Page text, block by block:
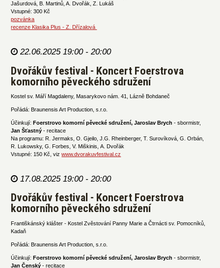
Jašurdová, B. Martinů, A. Dvořák, Z. Lukáš
Vstupné: 300 Kč
pozvánka
recenze Klasika Plus - Z. Dřízalová
22.06.2025 19:00 - 20:00
Dvořákův festival - Koncert Foerstrova
komorního pěveckého sdružení
Kostel sv. Máří Magdaleny, Masarykovo nám. 41, Lázně Bohdaneč
Pořádá: Braunensis Art Production, s.r.o.
Účinkují: Foerstrovo komorní pěvecké sdružení, Jaroslav Brych - sbormistr,
Jan Šťastný - recitace
Na programu: R. Jermaks, O. Gjeilo, J.G. Rheinberger, T. Surovíková, G. Orbán,
R. Lukowsky, G. Forbes, V. Miškinis, A. Dvořák
Vstupné: 150 Kč, vizwww.dvorakuvfestival.cz
17.08.2025 19:00 - 20:00
Dvořákův festival - Koncert Foerstrova
komorního pěveckého sdružení
Františkánský klášter - Kostel Zvěstování Panny Marie a Čtrnácti sv. Pomocníků,
Kadaň
Pořádá: Braunensis Art Production, s.r.o.
Účinkují: Foerstrovo komorní pěvecké sdružení, Jaroslav Brych - sbormistr,
Jan Čenský - recitace